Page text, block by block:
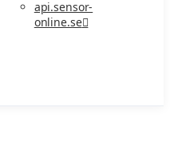
api.sensor-
online.se